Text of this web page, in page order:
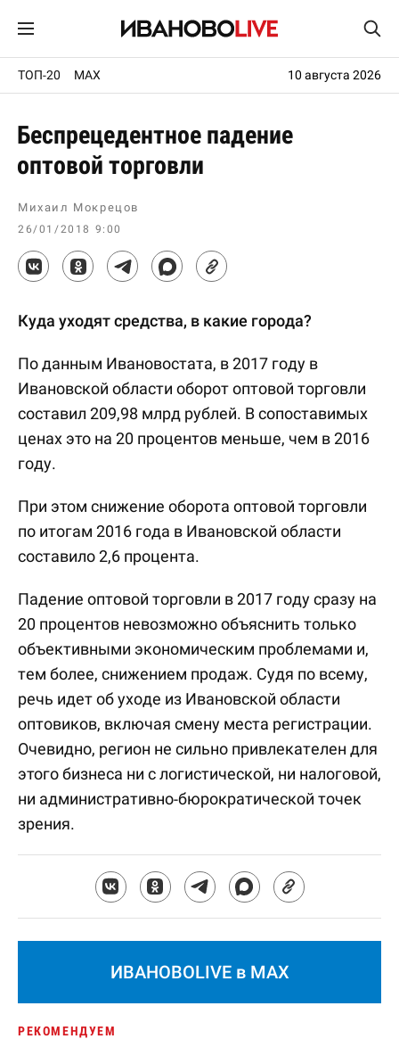
ТОП-20 MAX 10 августа 2026
Беспрецедентное падение
оптовой торговли
Михаил Мокрецов
26/01/2018 9:00
Куда уходят средства, в какие города?
По данным Ивановостата, в 2017 году в
Ивановской области оборот оптовой торговли
составил 209,98 млрд рублей. В сопоставимых
ценах это на 20 процентов меньше, чем в 2016
году.
При этом снижение оборота оптовой торговли
по итогам 2016 года в Ивановской области
составило 2,6 процента.
Падение оптовой торговли в 2017 году сразу на
20 процентов невозможно объяснить только
объективными экономическим проблемами и,
тем более, снижением продаж. Судя по всему,
речь идет об уходе из Ивановской области
оптовиков, включая смену места регистрации.
Очевидно, регион не сильно привлекателен для
этого бизнеса ни с логистической, ни налоговой,
ни административно-бюрократической точек
зрения.
ИВАНОВОLIVE в MAX
РЕКОМЕНДУЕМ